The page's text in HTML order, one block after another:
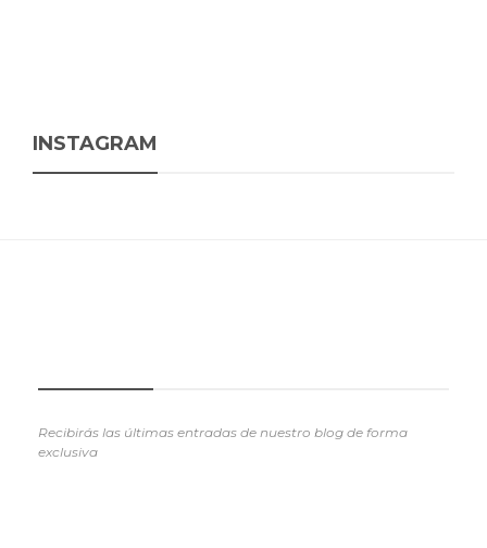
INSTAGRAM
Recibirás las últimas entradas de nuestro blog de forma
exclusiva